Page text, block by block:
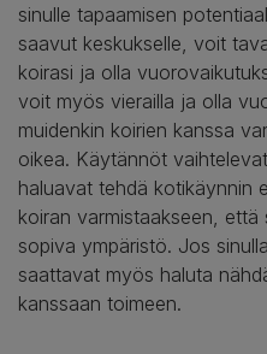
sinulle tapaamisen
saavut keskukselle, voit
koirasi ja olla
voit myös vierailla ja olla
muidenkin koirien kanssa
oikea. Käytännöt
haluavat tehdä kotikäynnin
koiran varmistaakseen,
sopiva ympäristö. Jos
saattavat myös haluta
kanssaan toimeen.